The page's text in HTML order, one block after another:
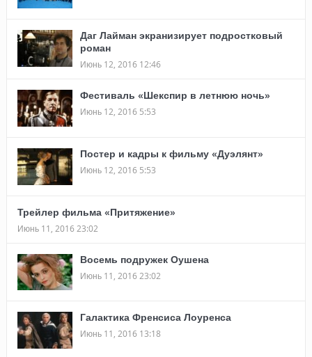
Даг Лайман экранизирует подростковый
роман
Июнь 12, 2016 12:46
Фестиваль «Шекспир в летнюю ночь»
Июнь 12, 2016 5:53
Постер и кадры к фильму «Дуэлянт»
Июнь 12, 2016 5:53
Трейлер фильма «Притяжение»
Июнь 11, 2016 23:02
Восемь подружек Оушена
Июнь 11, 2016 23:02
Галактика Френсиса Лоуренса
Июнь 11, 2016 13:18